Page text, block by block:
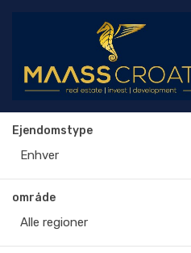
Ejendomstype
Enhver
område
Alle regioner